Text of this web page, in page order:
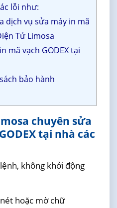
lỗi như:
dịch vụ sửa máy in mã
Tử Limosa
mã vạch GODEX tại
bảo hành
chuyên sửa
tại nhà các
không khởi động
hoặc mờ chữ